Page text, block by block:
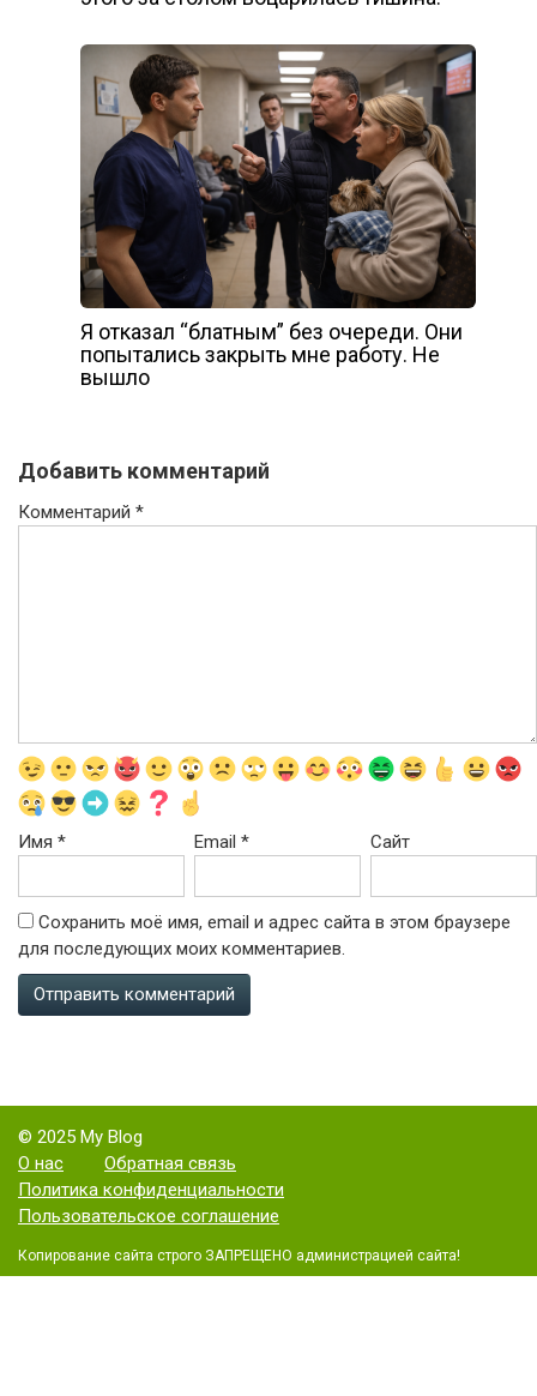
Я отказал “блатным” без очереди. Они
попытались закрыть мне работу. Не
вышло
Добавить комментарий
Комментарий *
Имя * Email* Сайт
Сохранить моё имя, email и адрес сайта в этом браузере
для последующих моих комментариев.
© 2025 My Blog
О нас
Обратная связь
Политика конфиденциальности
Пользовательское соглашение
Копирование сайта строго ЗАПРЕЩЕНО администрацией сайта!